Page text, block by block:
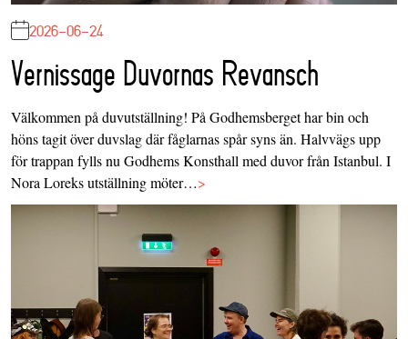
2026-06-24
Vernissage Duvornas Revansch
Välkommen på duvutställning! På Godhemsberget har bin och
höns tagit över duvslag där fåglarnas spår syns än. Halvvägs upp
för trappan fylls nu Godhems Konsthall med duvor från Istanbul. I
Nora Loreks utställning möter…>